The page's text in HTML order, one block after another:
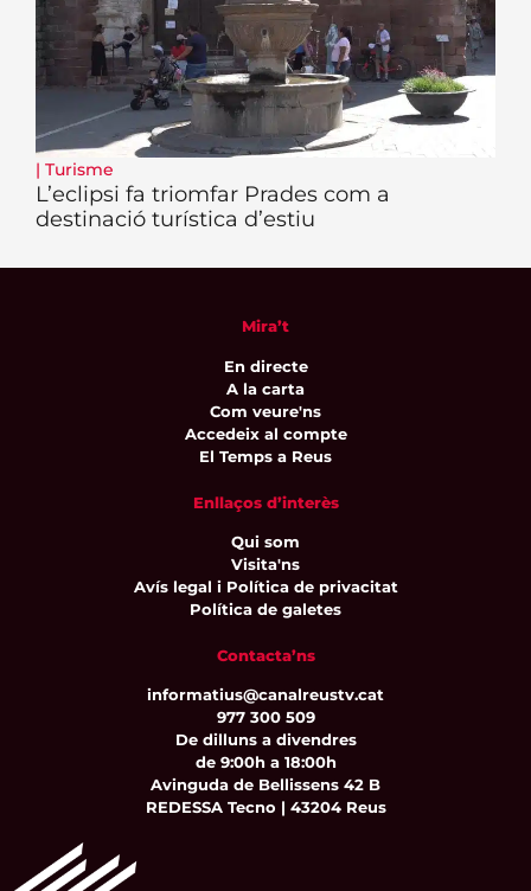
| Turisme
L’eclipsi fa triomfar Prades com a
destinació turística d’estiu
Mira’t
En directe
A la carta
Com veure'ns
Accedeix al compte
El Temps a Reus
Enllaços d’interès
Qui som
Visita'ns
Avís legal i Política de privacitat
Política de galetes
Contacta’ns
informatius@canalreustv.cat
977 300 509
De dilluns a divendres
de 9:00h a 18:00h
Avinguda de Bellissens 42 B
REDESSA Tecno | 43204 Reus